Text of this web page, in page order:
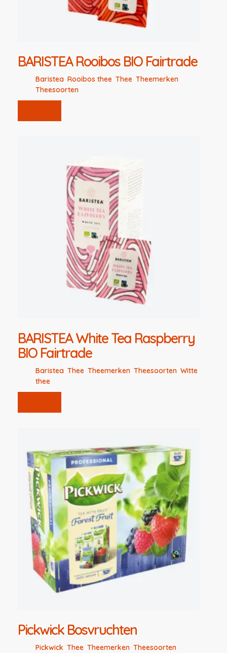
BARISTEA Rooibos BIO Fairtrade
Baristea Rooibos thee Thee Theemerken
Theesoorten
BARISTEA White Tea Raspberry
BIO Fairtrade
Baristea Thee Theemerken Theesoorten Witte
thee
Pickwick Bosvruchten
Pickwick Thee Theemerken Theesoorten